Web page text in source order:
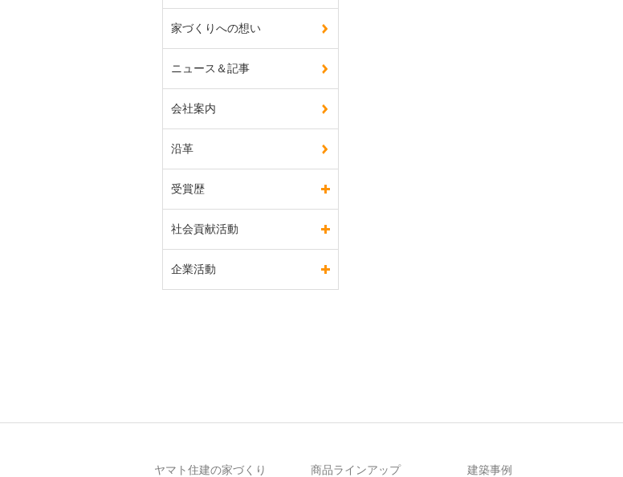
家づくりへの想い
ニュース＆記事
会社案内
沿革
受賞歴
社会貢献活動
企業活動
ヤマト住建の家づくり 商品ラインアップ 建築事例